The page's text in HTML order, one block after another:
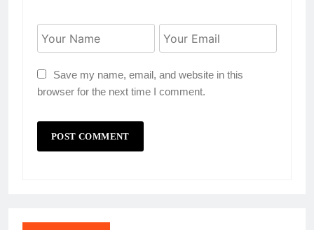
Save my name, email, and website in this
browser for the next time I comment.